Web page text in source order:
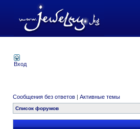
Вход
Сообщения без ответов | Активные темы
Список форумов